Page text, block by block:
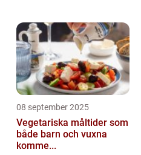
08 september 2025
Vegetariska måltider som
både barn och vuxna
komme...